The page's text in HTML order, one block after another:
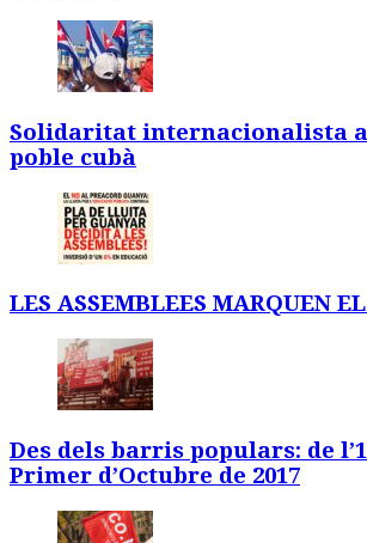
Solidaritat internacionalista
poble cubà
LES ASSEMBLEES MARQUEN
Des dels barris populars: de
Primer d’Octubre de 2017